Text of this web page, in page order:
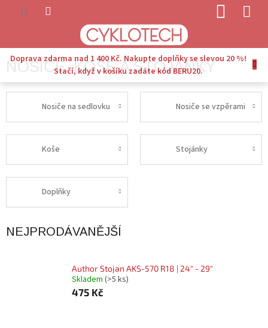
Doprava zdarma nad 1 400 Kč. Nakupte doplňky se slevou 20 %!
Stačí, když v košíku zadáte kód BERU20.
NOSIČE, KOŠE A STOJÁNKY
Nosiče na sedlovku Nosiče se vzpěrami
Koše Stojánky
Doplňky
NEJPRODÁVANĚJŠÍ
Author Stojan AKS-570 R18 | 24" - 29"
Skladem (>5 ks)
475 Kč